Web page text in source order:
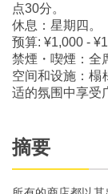
点30分。
休息：星期四。
预算: ¥1,000 -
禁煙・喫煙：全
空间和设施：榻
适的氛围中享受
摘要